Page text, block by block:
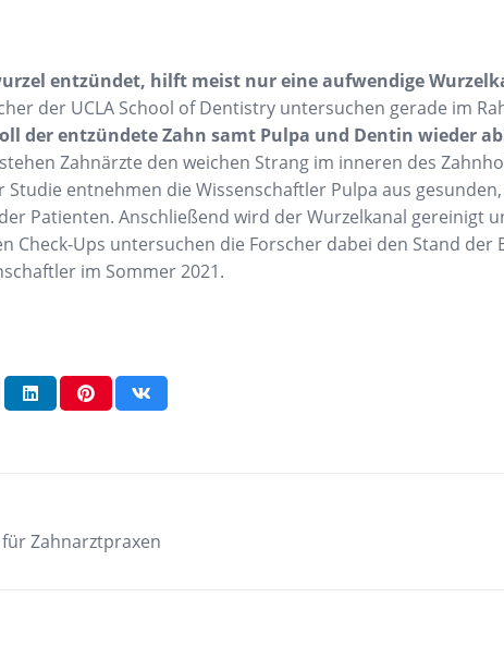
entzündet, hilft meist nur eine aufwendige
der UCLA School of Dentistry untersuchen gerade im
der entzündete Zahn samt Pulpa und Dentin wieder
Zahnärzte den weichen Strang im inneren des
Studie entnehmen die Wissenschaftler Pulpa aus
Patienten. Anschließend wird der Wurzelkanal gereinigt
Check-Ups untersuchen die Forscher dabei den Stand
im Sommer 2021.
Zahnarztpraxen